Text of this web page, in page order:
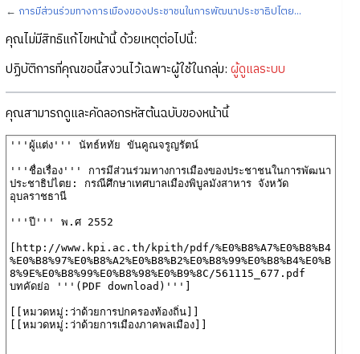
← การมีส่วนร่วมทางการเมืองของประชาชนในการพัฒนาประชาธิปไตย...
คุณไม่มีสิทธิแก้ไขหน้านี้ ด้วยเหตุต่อไปนี้:
ปฏิบัติการที่คุณขอนี้สงวนไว้เฉพาะผู้ใช้ในกลุ่ม: ผู้ดูแลระบบ
คุณสามารถดูและคัดลอกรหัสต้นฉบับของหน้านี้